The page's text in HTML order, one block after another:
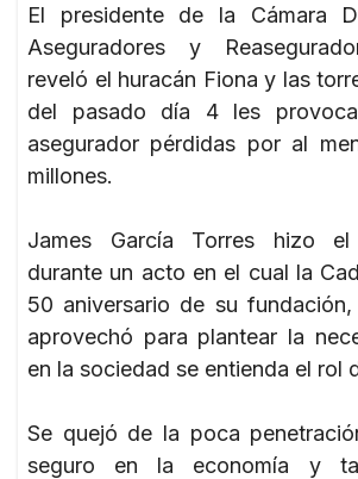
El presidente de la Cámara
Aseguradores y
reveló el huracán Fiona y las
del pasado día 4 les
asegurador pérdidas por al
millones.
James García Torres hizo el
durante un acto en el cual la
50 aniversario de su
aprovechó para plantear la
en la sociedad se entienda el rol
Se quejó de la poca
seguro en la economía y